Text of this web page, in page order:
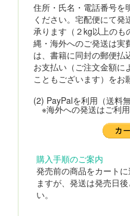
住所・氏名・電話番号を
ください。宅配便にて
承ります（２kg以上のも
縄・海外へのご発送は実
は、書籍に同封の郵便
お支払い（ご注文金額に
こともございます）をお
(2) PayPalを利用（送料無
※海外への発送はご利
購入手順のご案内
発売前の商品をカート
ますが、発送は発売日
い。